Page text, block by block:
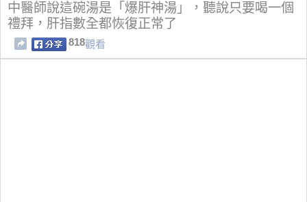
中醫師說這碗湯是「爆肝神湯」，聽說只要喝一個
禮拜，肝指數全都恢復正常了
818觀看